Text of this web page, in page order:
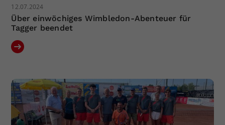
12.07.2024
Über einwöchiges Wimbledon-Abenteuer für
Tagger beendet